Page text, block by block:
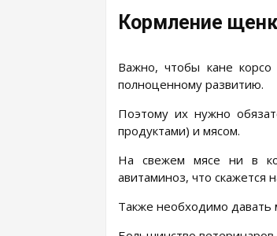
Кормление
Важно, чтобы кане корсо
полноценному развитию.
Поэтому их нужно
продуктами) и мясом.
На свежем мясе ни в
авитаминоз, что
Также необходимо